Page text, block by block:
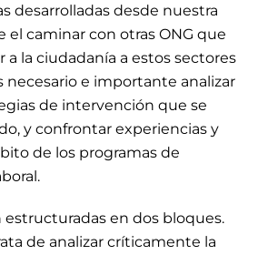
desarrolladas desde nuestra
el caminar con otras ONG que
la ciudadanía a estos sectores
necesario e importante analizar
de intervención que se
y confrontar experiencias y
de los programas de
estructuradas en dos bloques.
de analizar críticamente la